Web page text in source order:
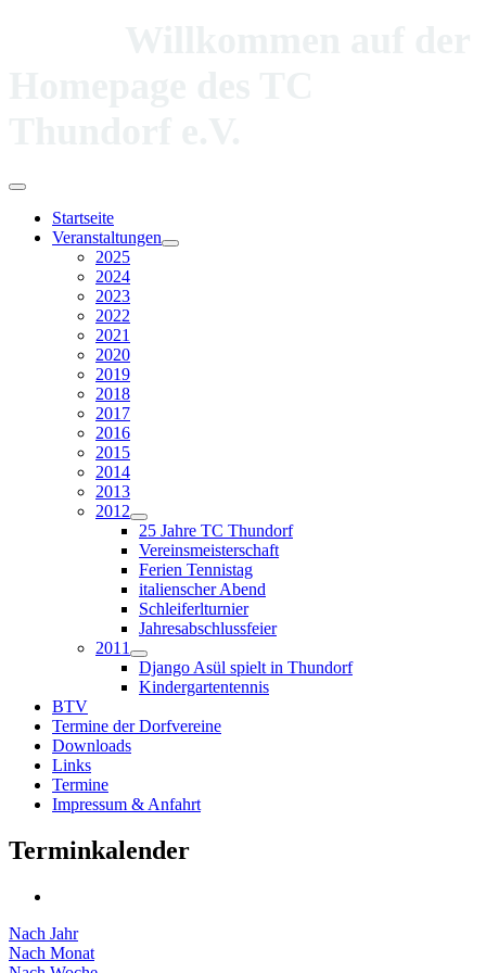
Startseite
Veranstaltungen
2025
2024
2023
2022
2021
2020
2019
2018
2017
2016
2015
2014
2013
2012
25 Jahre TC Thundorf
Vereinsmeisterschaft
Ferien Tennistag
italienscher Abend
Schleiferlturnier
Jahresabschlussfeier
2011
Django Asül spielt in Thundorf
Kindergartentennis
BTV
Termine der Dorfvereine
Downloads
Links
Termine
Impressum & Anfahrt
Terminkalender
Nach Jahr
Nach Monat